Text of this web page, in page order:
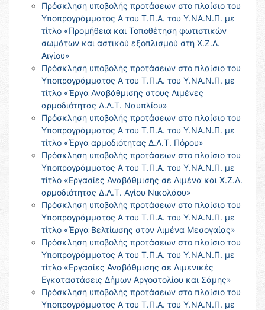
Πρόσκληση υποβολής προτάσεων στο πλαίσιο του
Υποπρογράμματος Α του Τ.Π.Α. του Υ.ΝΑ.Ν.Π. με
τίτλο «Προμήθεια και Τοποθέτηση φωτιστικών
σωμάτων και αστικού εξοπλισμού στη Χ.Ζ.Λ.
Αιγίου»
Πρόσκληση υποβολής προτάσεων στο πλαίσιο του
Υποπρογράμματος Α του Τ.Π.Α. του Υ.ΝΑ.Ν.Π. με
τίτλο «Έργα Αναβάθμισης στους Λιμένες
αρμοδιότητας Δ.Λ.Τ. Ναυπλίου»
Πρόσκληση υποβολής προτάσεων στο πλαίσιο του
Υποπρογράμματος Α του Τ.Π.Α. του Υ.ΝΑ.Ν.Π. με
τίτλο «Έργα αρμοδιότητας Δ.Λ.Τ. Πόρου»
Πρόσκληση υποβολής προτάσεων στο πλαίσιο του
Υποπρογράμματος Α του Τ.Π.Α. του Υ.ΝΑ.Ν.Π. με
τίτλο «Εργασίες Αναβάθμισης σε Λιμένα και Χ.Ζ.Λ.
αρμοδιότητας Δ.Λ.Τ. Αγίου Νικολάου»
Πρόσκληση υποβολής προτάσεων στο πλαίσιο του
Υποπρογράμματος Α του Τ.Π.Α. του Υ.ΝΑ.Ν.Π. με
τίτλο «Έργα Βελτίωσης στον Λιμένα Μεσογαίας»
Πρόσκληση υποβολής προτάσεων στο πλαίσιο του
Υποπρογράμματος Α του Τ.Π.Α. του Υ.ΝΑ.Ν.Π. με
τίτλο «Εργασίες Αναβάθμισης σε Λιμενικές
Εγκαταστάσεις Δήμων Αργοστολίου και Σάμης»
Πρόσκληση υποβολής προτάσεων στο πλαίσιο του
Υποπρογράμματος Α του Τ.Π.Α. του Υ.ΝΑ.Ν.Π. με